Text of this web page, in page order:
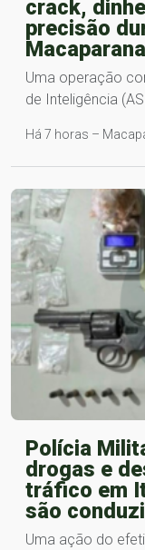
crack,
precisão
Macaparana
Uma operação
de Inteligência
Há 7 horas –
Polícia
drogas e
tráfico em
são
Uma ação do